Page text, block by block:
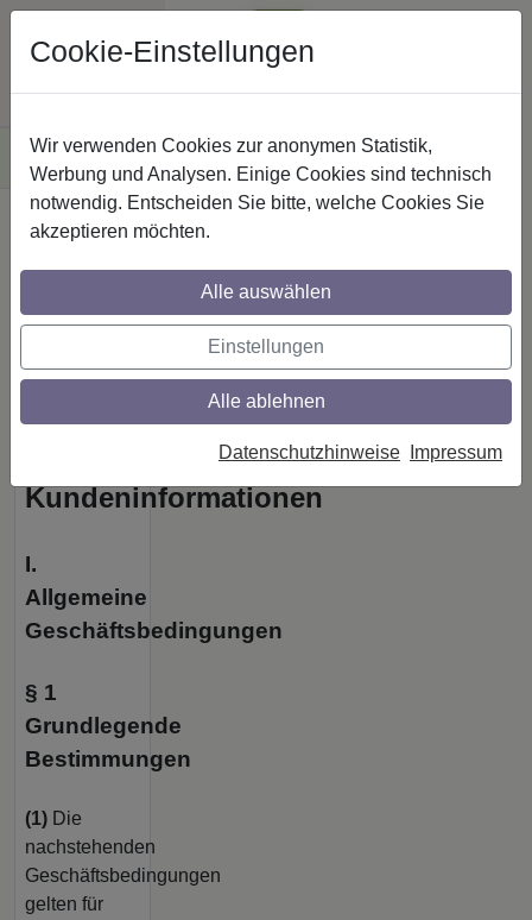
Lieferung innerhalb
·
Sichere
Zahlung
Startseite
AGB
Allgemeine
Geschäftsbedingungen
Kundeninformationen
I.
Allgemeine
Geschäftsbedingungen
§ 1
Grundlegende
Bestimmungen
(1) Die
nachstehenden
Geschäftsbedingungen
gelten für
Cookie-Einstellungen
Wir verwenden Cookies zur anonymen Statistik,
Werbung und Analysen. Einige Cookies sind technisch
notwendig. Entscheiden Sie bitte, welche Cookies Sie
akzeptieren möchten.
Alle auswählen
Einstellungen
Alle ablehnen
Datenschutzhinweise Impressum